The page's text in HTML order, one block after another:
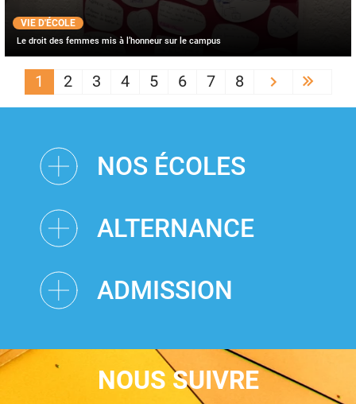
VIE D'ÉCOLE
Le droit des femmes mis à l’honneur sur le campus
PAGINATION
1 2 3 4 5 6 7 8 Next ›
NOS ÉCOLES
ALTERNANCE
ADMISSION
NOUS SUIVRE